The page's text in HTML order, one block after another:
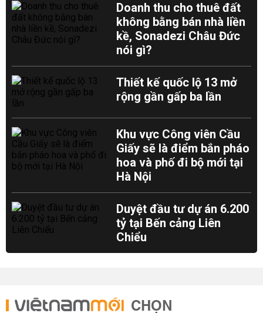
Doanh thu cho thuê đất
không bằng bán nhà liền
kề, Sonadezi Châu Đức
nói gì?
Thiết kế quốc lộ 13 mở
rộng gần gấp ba lần
Khu vực Công viên Cầu
Giấy sẽ là điểm bắn pháo
hoa và phố đi bộ mới tại
Hà Nội
Duyệt đầu tư dự án 6.200
tỷ tại Bến cảng Liên
Chiểu
CHỌN